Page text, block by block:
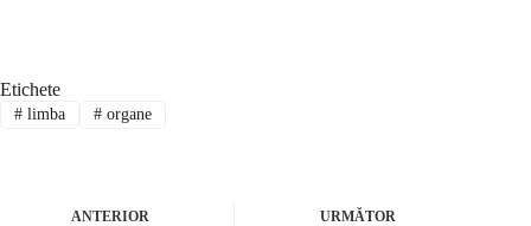
Etichete
#limba #organe
ANTERIOR URMĂTOR